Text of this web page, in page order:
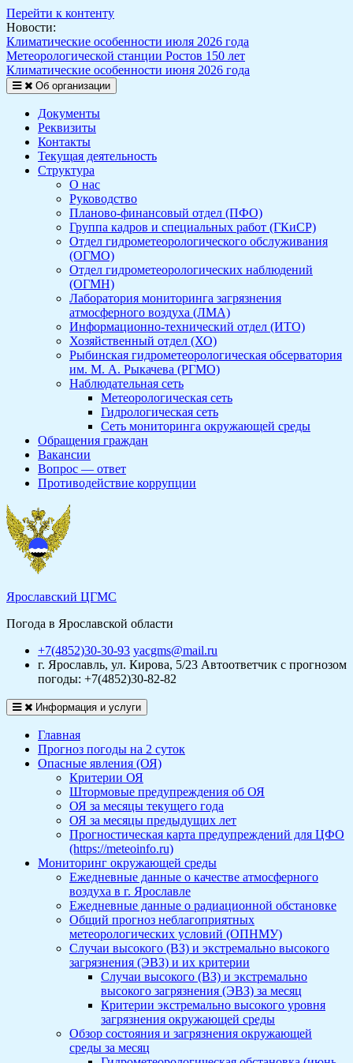
Перейти к контенту
Новости:
Климатические особенности июля 2026 года
Метеорологической станции Ростов 150 лет
Климатические особенности июня 2026 года
Об организации
Документы
Реквизиты
Контакты
Текущая деятельность
Структура
О нас
Руководство
Планово-финансовый отдел (ПФО)
Группа кадров и специальных работ (ГКиСР)
Отдел гидрометеорологического обслуживания
(ОГМО)
Отдел гидрометеорологических наблюдений
(ОГМН)
Лаборатория мониторинга загрязнения
атмосферного воздуха (ЛМА)
Информационно-технический отдел (ИТО)
Хозяйственный отдел (ХО)
Рыбинская гидрометеорологическая обсерватория
им. М. А. Рыкачева (РГМО)
Наблюдательная сеть
Метеорологическая сеть
Гидрологическая сеть
Сеть мониторинга окружающей среды
Обращения граждан
Вакансии
Вопрос — ответ
Противодействие коррупции
Ярославский ЦГМС
Погода в Ярославской области
+7(4852)30-30-93 yacgms@mail.ru
г. Ярославль, ул. Кирова, 5/23 Автоответчик с прогнозом
погоды: +7(4852)30-82-82
Информация и услуги
Главная
Прогноз погоды на 2 суток
Опасные явления (ОЯ)
Критерии ОЯ
Штормовые предупреждения об ОЯ
ОЯ за месяцы текущего года
ОЯ за месяцы предыдущих лет
Прогностическая карта предупреждений для ЦФО
(https://meteoinfo.ru)
Мониторинг окружающей среды
Ежедневные данные о качестве атмосферного
воздуха в г. Ярославле
Ежедневные данные о радиационной обстановке
Общий прогноз неблагоприятных
метеорологических условий (ОПНМУ)
Случаи высокого (ВЗ) и экстремально высокого
загрязнения (ЭВЗ) и их критерии
Случаи высокого (ВЗ) и экстремально
высокого загрязнения (ЭВЗ) за месяц
Критерии экстремально высокого уровня
загрязнения окружающей среды
Обзор состояния и загрязнения окружающей
среды за месяц